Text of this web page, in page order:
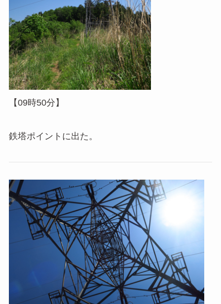
【09時50分】
鉄塔ポイントに出た。